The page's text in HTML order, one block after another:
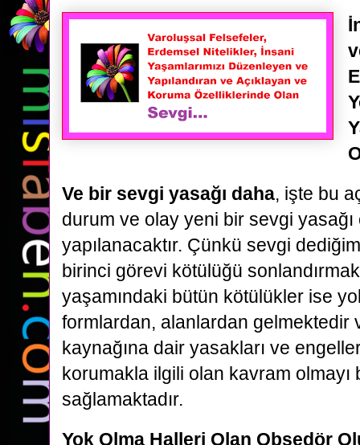
Ve bir sevgi yasağı daha, işte bu
durum ve olay yeni bir sevgi yasağı
yapılanacaktır. Çünkü sevgi
birinci görevi kötülüğü
yaşamındaki bütün kötülükler ise
formlardan, alanlardan gelmektedir
kaynağına dair yasakları ve
korumakla ilgili olan kavram olmayı
sağlamaktadır.
Yok Olma Halleri Olan Obsedör